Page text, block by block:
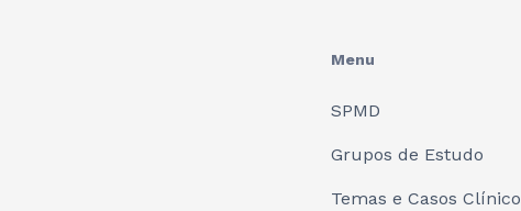
Menu
SPMD
Grupos de Estudo
Temas e Casos